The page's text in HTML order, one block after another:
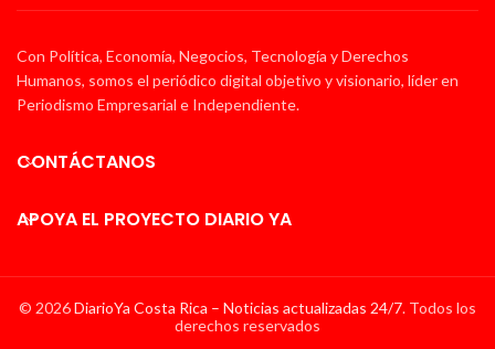
Con Política, Economía, Negocios, Tecnología y Derechos
Humanos, somos el periódico digital objetivo y visionario, líder en
Periodismo Empresarial e Independiente.
CONTÁCTANOS
APOYA EL PROYECTO DIARIO YA
© 2026DiarioYa Costa Rica – Noticias actualizadas 24/7. Todos los
derechos reservados